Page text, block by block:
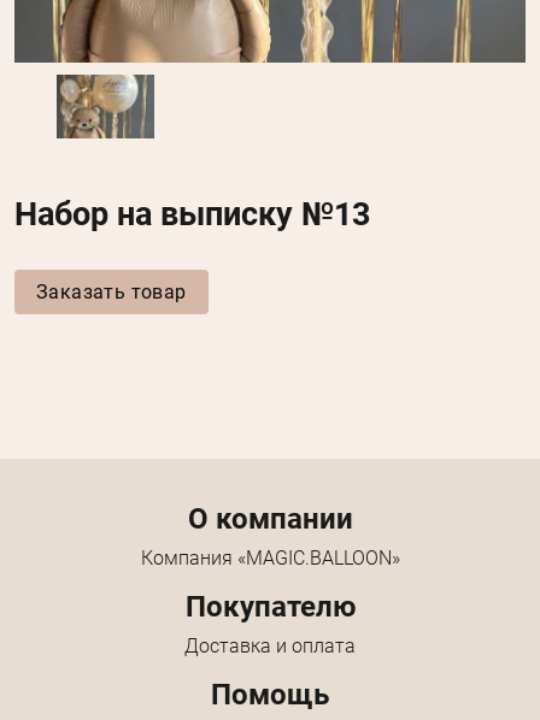
Набор на выписку №13
Заказать товар
Menu footerО компании
Компания «MAGIC.BALLOON»
Покупателю
Доставка и оплата
Помощь